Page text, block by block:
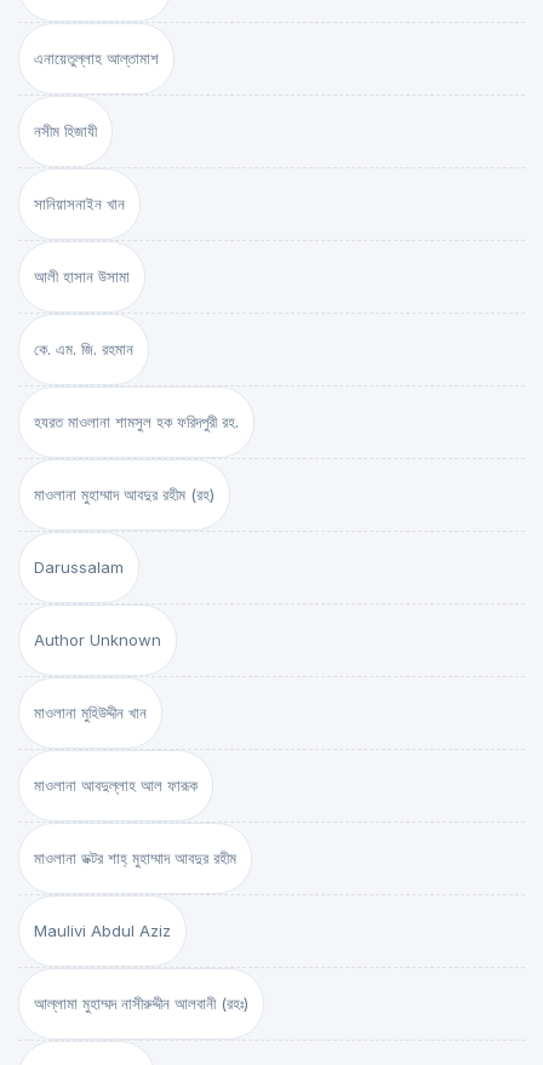
এনায়েতুল্লাহ আল্‌তামাশ
নসীম হিজাযী
সানিয়াসনাইন খান
আলী হাসান উসামা
কে. এম. জি. রহমান
হযরত মাওলানা শামসুল হক ফরিদপুরী রহ.
মাওলানা মুহাম্মাদ আবদুর রহীম (রহ)
Darussalam
Author Unknown
মাওলানা মুহিউদ্দীন খান
মাওলানা আবদুল্লাহ আল ফারূক
মাওলানা ডক্টর শাহ্‌ মুহাম্মাদ আবদুর রহীম
Maulivi Abdul Aziz
আল্লামা মুহাম্মদ নাসীরুদ্দীন আলবানী (রহঃ)